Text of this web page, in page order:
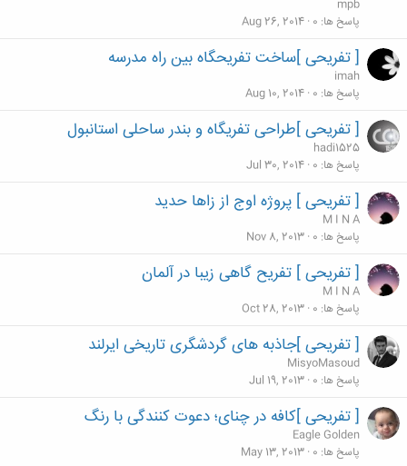
mpb
پاسخ ها 0
Aug 26, 2014
[ تفریحی ]ساخت تفریحگاه بین راه مدرسه
imah
پاسخ ها 0
Aug 10, 2014
[ تفریحی ]طراحی تفریگاه و بندر ساحلی استانبول
hadi1525
پاسخ ها 0
Jul 30, 2014
[ تفریحی ] پروژه اوج از زاها حدید
M I N A
پاسخ ها 0
Nov 8, 2013
[ تفریحی ] تفریح گاهی زیبا در آلمان
M I N A
پاسخ ها 0
Oct 28, 2013
[ تفریحی ]جاذبه های گردشگری تاریخی ایرلند
MisyoMasoud
پاسخ ها 0
Jul 19, 2013
[ تفریحی ]کافه در چنای؛ دعوت کنندگی با رنگ
Eagle Golden
پاسخ ها 0
May 13, 2013